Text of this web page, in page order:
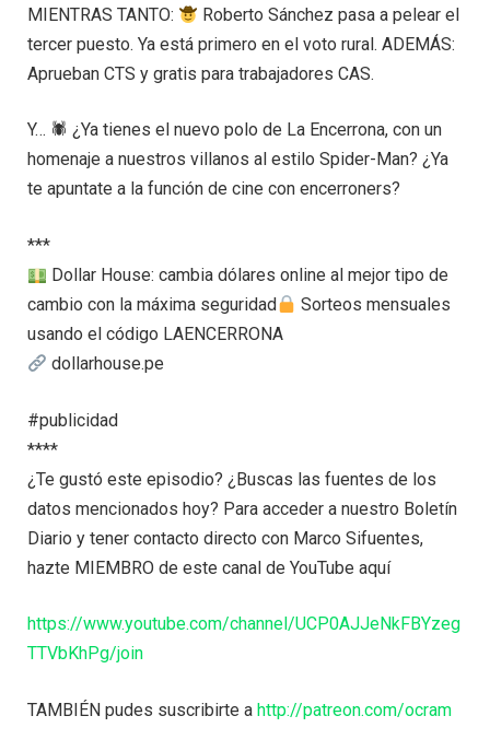
MIENTRAS TANTO:
Roberto Sánchez pasa a pelear el
tercer puesto. Ya está primero en el voto rural. ADEMÁS:
Aprueban CTS y gratis para trabajadores CAS.
Y… 🕷 ¿Ya tienes el nuevo polo de La Encerrona, con un
homenaje a nuestros villanos al estilo Spider-Man? ¿Ya
te apuntate a la función de cine con encerroners?
***
Dollar House: cambia dólares online al mejor tipo de
cambio con la máxima seguridad
Sorteos mensuales
usando el código LAENCERRONA
dollarhouse.pe
#publicidad
****
¿Te gustó este episodio? ¿Buscas las fuentes de los
datos mencionados hoy? Para acceder a nuestro Boletín
Diario y tener contacto directo con Marco Sifuentes,
hazte MIEMBRO de este canal de YouTube aquí
https://www.youtube.com/channel/UCP0AJJeNkFBYzeg
TTVbKhPg/join
TAMBIÉN pudes suscribirte a http://patreon.com/ocram